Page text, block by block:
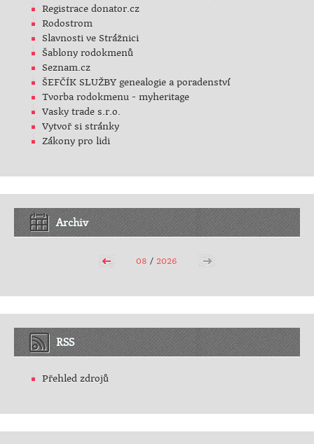
Registrace donator.cz
Rodostrom
Slavnosti ve Strážnici
Šablony rodokmenů
Seznam.cz
ŠEFČÍK SLUŽBY genealogie a poradenství
Tvorba rodokmenu - myheritage
Vasky trade s.r.o.
Vytvoř si stránky
Zákony pro lidi
Archiv
08 /2026
RSS
Přehled zdrojů